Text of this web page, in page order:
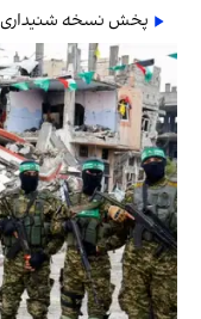
پخش نسخه شنیداری